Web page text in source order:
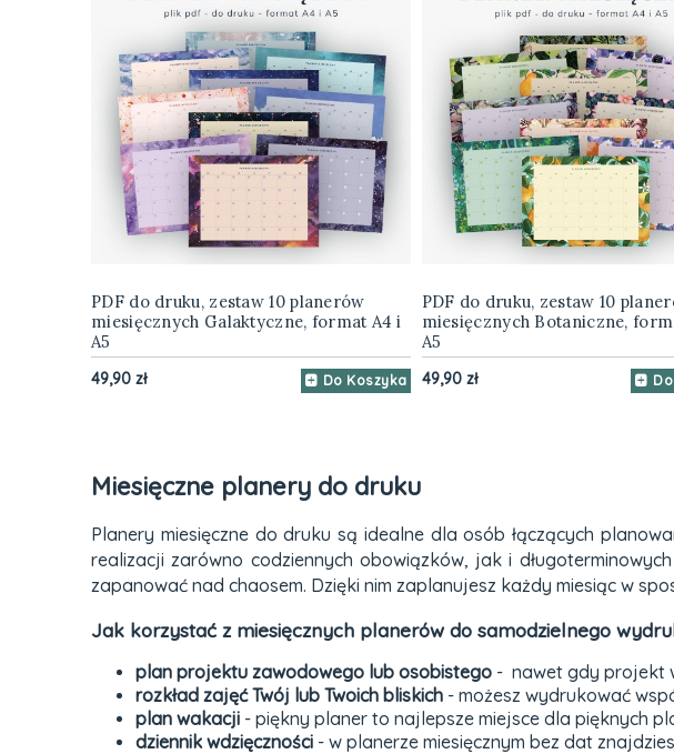
PDF do druku, zestaw 10 planerów
miesięcznych Galaktyczne, format A4 i
A5
49,90 zł Do Koszyka
PDF do druku, zestaw 10
miesięcznych Botaniczne,
A5
49,90 zł
Miesięczne planery do druku
Planery miesięczne do druku są idealne dla osób łączących
realizacji zarówno codziennych obowiązków, jak i
zapanować nad chaosem. Dzięki nim zaplanujesz każdy miesiąc w
Jak korzystać z miesięcznych planerów do samodzielnego
plan projektu zawodowego lub osobistego - nawet gdy projekt
rozkład zajęć Twój lub Twoich bliskich - możesz wydrukować
plan wakacji - piękny planer to najlepsze miejsce dla pięknych
dziennik wdzięczności - w planerze miesięcznym bez dat